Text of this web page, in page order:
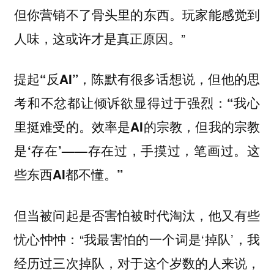
但你营销不了骨头里的东西。玩家能感觉到
人味，这或许才是真正原因。”
提起“反AI”，陈默有很多话想说，但他的思
考和不忿都让倾诉欲显得过于强烈：“我心
里挺难受的。效率是AI的宗教，但我的宗教
是‘存在’——存在过，手摸过，笔画过。这
些东西AI都不懂。”
但当被问起是否害怕被时代淘汰，他又有些
忧心忡忡：“我最害怕的一个词是‘掉队’，我
经历过三次掉队，对于这个岁数的人来说，